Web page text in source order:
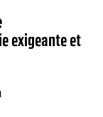
exigeante et